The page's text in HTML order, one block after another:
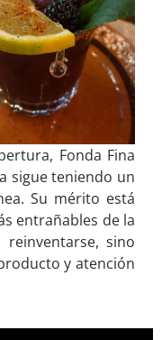
Fonda Fina
sigue teniendo un
Su mérito está
entrañables de la
reinventarse, sino
y atención